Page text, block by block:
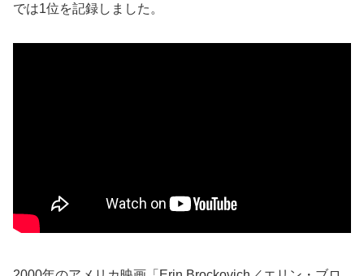
では1位を記録しました。